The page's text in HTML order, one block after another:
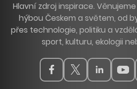
Hlavní zdroj inspirace.
hýbou Českem a světem, od
přes technologie, politiku a
sport, kulturu, ekologii